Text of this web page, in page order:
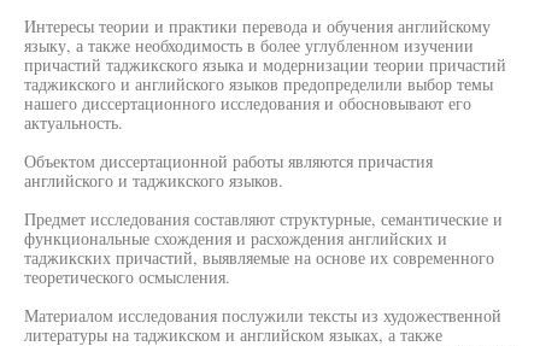
Интересы теории и практики перевода и обучения английскому
языку, а также необходимость в более углубленном изучении
причастий таджикского языка и модернизации теории причастий
таджикского и английского языков предопределили выбор темы
нашего диссертационного исследования и обосновывают его
актуальность.
Объектом диссертационной работы являются причастия
английского и таджикского языков.
Предмет исследования составляют структурные, семантические и
функциональные схождения и расхождения английских и
таджикских причастий, выявляемые на основе их современного
теоретического осмысления.
Материалом исследования послужили тексты из художественной
литературы на таджикском и английском языках, а также